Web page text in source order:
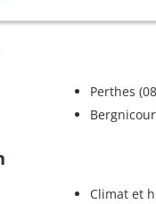
Perthes
Climat et